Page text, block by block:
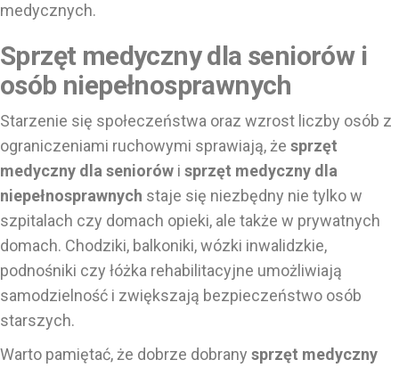
medycznych.
Sprzęt medyczny dla seniorów i
osób niepełnosprawnych
Starzenie się społeczeństwa oraz wzrost liczby osób z
ograniczeniami ruchowymi sprawiają, że sprzęt
medyczny dla seniorów i sprzęt medyczny dla
niepełnosprawnych staje się niezbędny nie tylko w
szpitalach czy domach opieki, ale także w prywatnych
domach. Chodziki, balkoniki, wózki inwalidzkie,
podnośniki czy łóżka rehabilitacyjne umożliwiają
samodzielność i zwiększają bezpieczeństwo osób
starszych.
Warto pamiętać, że dobrze dobrany sprzęt medyczny